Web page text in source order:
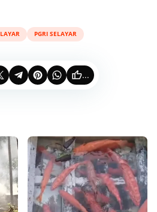
PGRI SELAYAR
...